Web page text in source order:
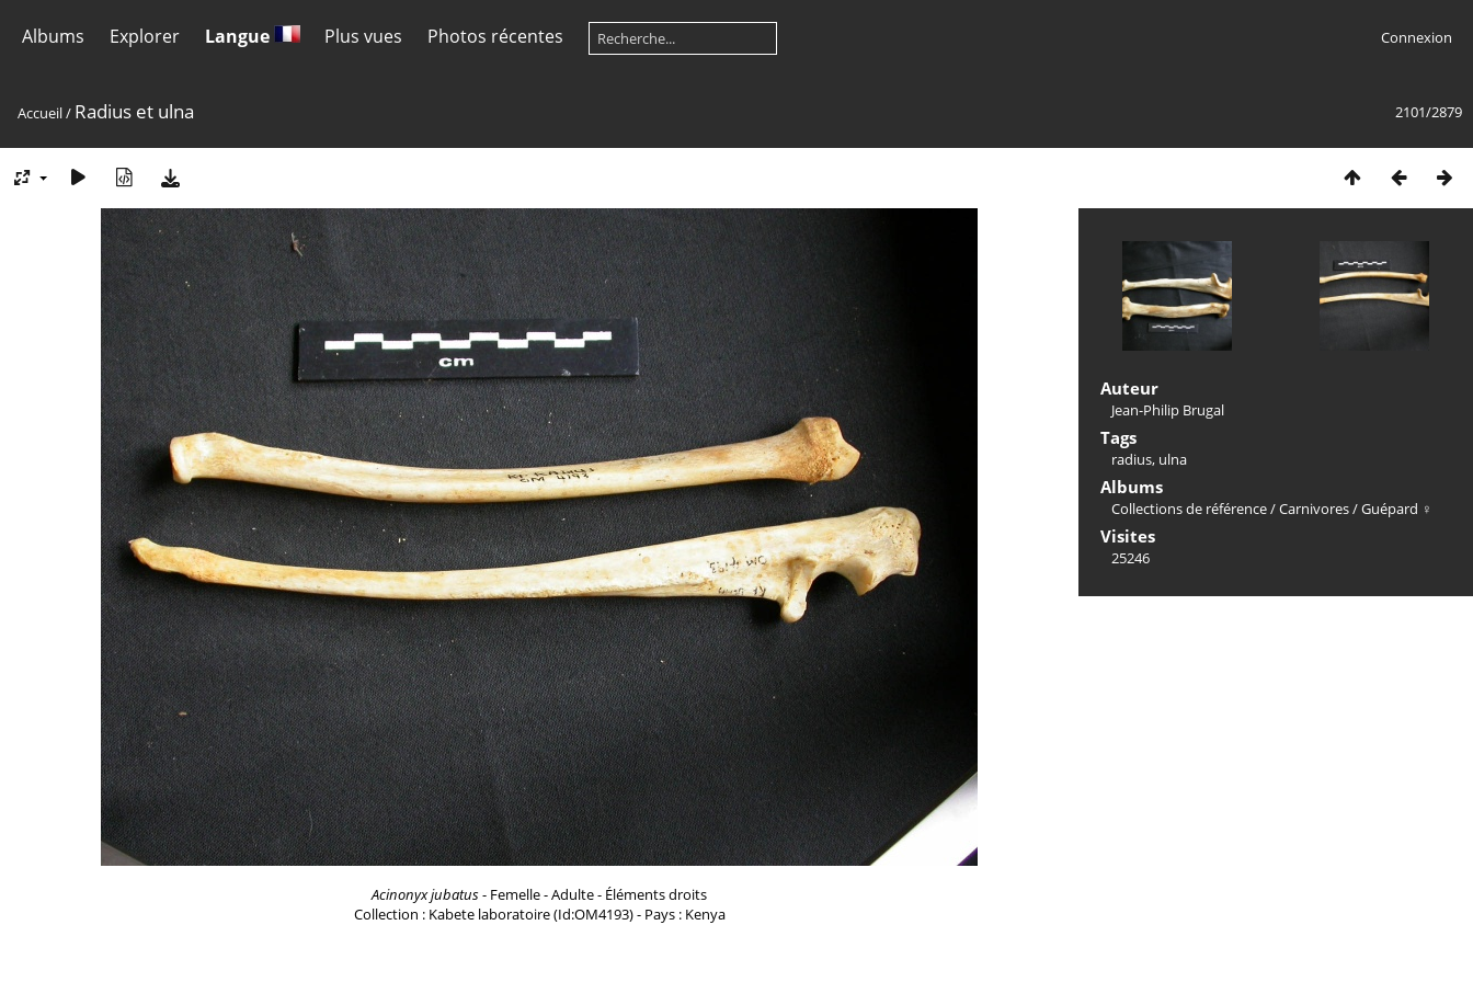
Albums Explorer Langue Plus vues Photos récentes Connexion
2101/2879
Accueil/ Radius et ulna
Acinonyx jubatus- Femelle - Adulte - Éléments droits
Collection : Kabete laboratoire (Id:OM4193) - Pays : Kenya
Auteur
Jean-Philip Brugal
Tags
radius, ulna
Albums
Collections de référence/Carnivores/Guépard ♀
Visites
25246